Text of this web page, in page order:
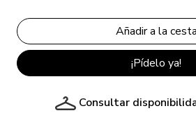
¡Pídelo ya!
Consultar